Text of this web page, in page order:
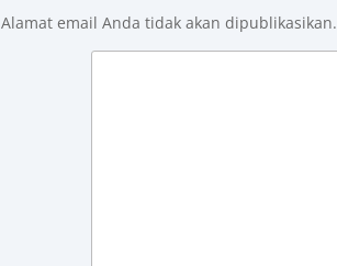
Alamat email Anda tidak akan dipublikasikan.